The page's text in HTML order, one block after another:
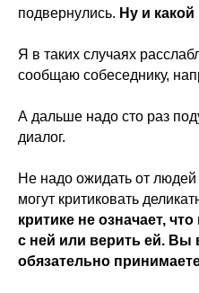
подвернулись. Ну и
Я в таких случаях
сообщаю собеседнику,
А дальше надо сто раз
диалог.
Не надо ожидать от
могут критиковать
критике не означает,
с ней или верить ей. Вы
обязательно